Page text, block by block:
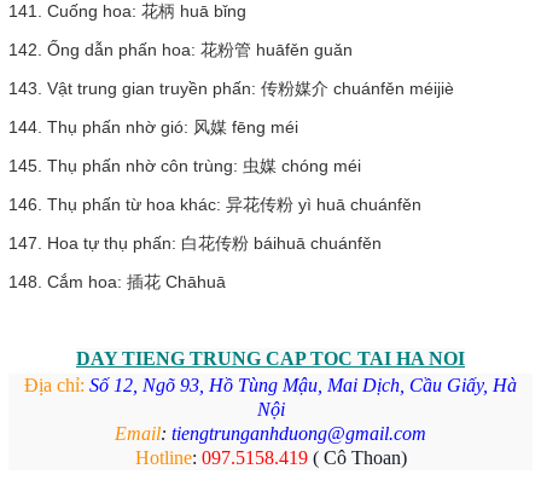
141. Cuống hoa: 花柄 huā bǐng
142. Ống dẫn phấn hoa: 花粉管 huāfěn guǎn
143. Vật trung gian truyền phấn: 传粉媒介 chuánfěn méijiè
144. Thụ phấn nhờ gió: 风媒 fēng méi
145. Thụ phấn nhờ côn trùng: 虫媒 chóng méi
146. Thụ phấn từ hoa khác: 异花传粉 yì huā chuánfěn
147. Hoa tự thụ phấn: 白花传粉 báihuā chuánfěn
148. Cắm hoa: 插花 Chāhuā
DAY TIENG TRUNG CAP TOC TAI HA NOI
Địa chỉ: Số 12, Ngõ 93, Hồ Tùng Mậu, Mai Dịch, Cầu Giấy, Hà
Nội
Email: tiengtrunganhduong@gmail.com
Hotline: 097.5158.419 ( Cô Thoan)